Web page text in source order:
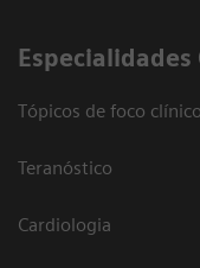
​Especialidades
Tópicos de foco clínico
Teranóstico
Cardiologia